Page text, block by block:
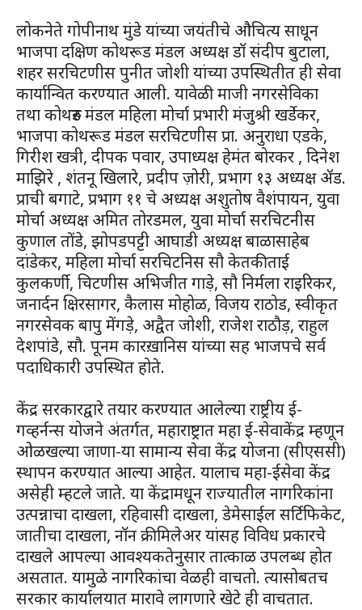
लोकनेते गोपीनाथ मुंडे यांच्या जयंतीचे औचित्य साधून
भाजपा दक्षिण कोथरूड मंडल अध्यक्ष डॉ संदीप बुटाला,
शहर सरचिटणीस पुनीत जोशी यांच्या उपस्थितीत ही सेवा
कार्यान्वित करण्यात आली. यावेळी माजी नगरसेविका
तथा कोथरुड मंडल महिला मोर्चा प्रभारी मंजुश्री खर्डेकर,
भाजपा कोथरूड मंडल सरचिटणीस प्रा. अनुराधा एडके,
गिरीश खत्री, दीपक पवार, उपाध्यक्ष हेमंत बोरकर , दिनेश
माझिरे , शंतनू खिलारे, प्रदीप ज़ोरी, प्रभाग १३ अध्यक्ष ॲड.
प्राची बगाटे, प्रभाग ११ चे अध्यक्ष अशुतोष वैशंपायन, युवा
मोर्चा अध्यक्ष अमित तोरडमल, युवा मोर्चा सरचिटनीस
कुणाल तोंडे, झोपडपट्टी आघाडी अध्यक्ष बाळासाहेब
दांडेकर, महिला मोर्चा सरचिटनिस सौ केतकीताई
कुलकर्णी, चिटणीस अभिजीत गाड़े, सौ निर्मला राइरिकर,
जनार्दन क्षिरसागर, कैलास मोहोळ, विजय राठोड, स्वीकृत
नगरसेवक बापु मेंगड़े, अद्वैत जोशी, राजेश राठौड़, राहुल
देशपांडे, सौ. पूनम कारख़ानिस यांच्या सह भाजपचे सर्व
पदाधिकारी उपस्थित होते.
केंद्र सरकारद्वारे तयार करण्यात आलेल्या राष्ट्रीय ई-
गव्हर्नन्स योजने अंतर्गत, महाराष्ट्रात महा ई-सेवाकेंद्र म्हणून
ओळखल्या जाणा-या सामान्य सेवा केंद्र योजना (सीएससी)
स्थापन करण्यात आल्या आहेत. यालाच महा-ईसेवा केंद्र
असेही म्हटले जाते. या केंद्रामधून राज्यातील नागरिकांना
उत्पन्नाचा दाखला, रहिवासी दाखला, डेमेसाईल सर्टिफिकेट,
जातीचा दाखला, नॉन क्रीमिलेअर यांसह विविध प्रकारचे
दाखले आपल्या आवश्यकतेनुसार तात्काळ उपलब्ध होत
असतात. यामुळे नागरिकांचा वेळही वाचतो. त्यासोबतच
सरकार कार्यालयात मारावे लागणारे खेटे ही वाचतात.‌